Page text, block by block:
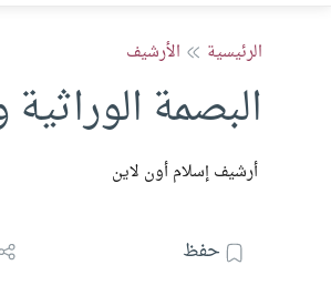
الرئيسية الأرشيف
البصمة
أرشيف إسلام أون لاين
حفظ